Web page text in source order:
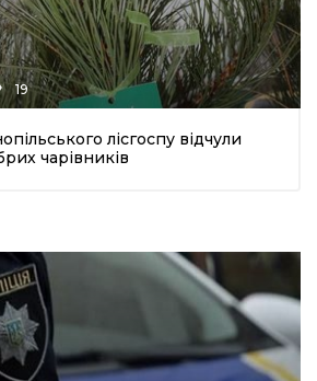
19
лісгоспу відчули
чарівників